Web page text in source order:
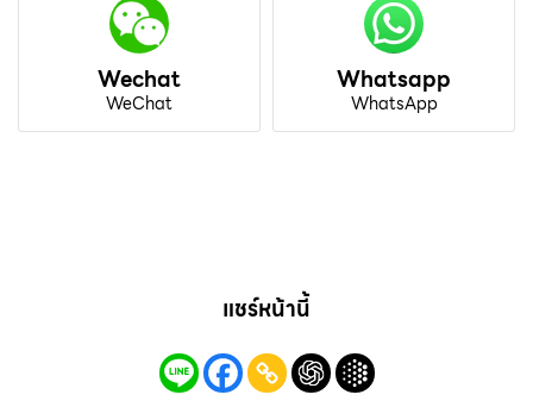
Wechat
WeChat
Whatsapp
WhatsApp
แชร์หน้านี้